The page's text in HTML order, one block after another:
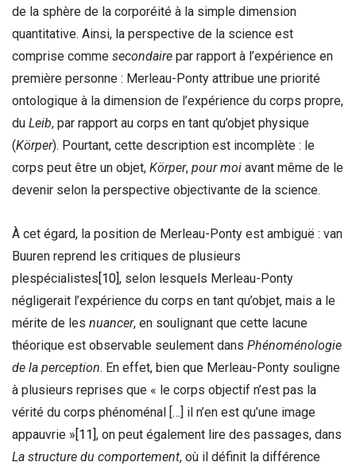
de la sphère de la corporéité à la simple dimension
quantitative. Ainsi, la perspective de la science est
comprise comme secondaire par rapport à l’expérience en
première personne : Merleau-Ponty attribue une priorité
ontologique à la dimension de l’expérience du corps propre,
du Leib, par rapport au corps en tant qu’objet physique
(Körper). Pourtant, cette description est incomplète : le
corps peut être un objet, Körper, pour moi avant même de le
devenir selon la perspective objectivante de la science.
À cet égard, la position de Merleau-Ponty est ambiguë : van
Buuren reprend les critiques de plusieurs
plespécialistes[10], selon lesquels Merleau-Ponty
négligerait l’expérience du corps en tant qu’objet, mais a le
mérite de les nuancer, en soulignant que cette lacune
théorique est observable seulement dans Phénoménologie
de la perception. En effet, bien que Merleau-Ponty souligne
à plusieurs reprises que « le corps objectif n’est pas la
vérité du corps phénoménal […] il n’en est qu’une image
appauvrie »[11], on peut également lire des passages, dans
La structure du comportement, où il définit la différence